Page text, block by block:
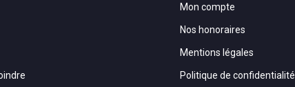
Mon compte
Nos honoraires
Mentions légales
Politique de confidentialité